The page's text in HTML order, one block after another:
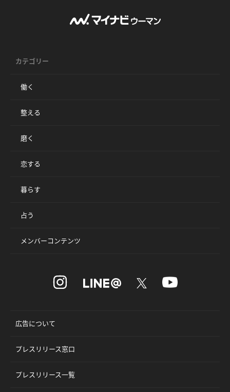
カテゴリー
働く
整える
磨く
恋する
暮らす
占う
メンバーコンテンツ
広告について
プレスリリース窓口
プレスリリース一覧